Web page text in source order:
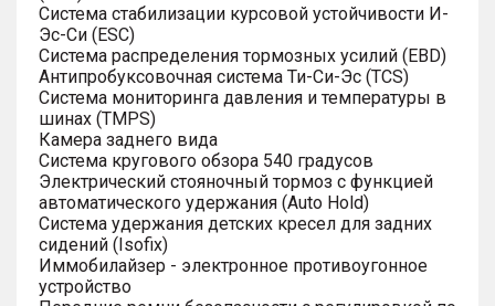
Система стабилизации курсовой устойчивости И-
Эс-Си (ESC)
Система распределения тормозных усилий (EBD)
Антипробуксовочная система Ти-Си-Эс (TCS)
Система мониторинга давления и температуры в
шинах (TMPS)
Камера заднего вида
Система кругового обзора 540 градусов
Электрический стояночный тормоз с функцией
автоматического удержания (Auto Hold)
Система удержания детских кресел для задних
сидений (Isofix)
Иммобилайзер - электронное противоугонное
устройство